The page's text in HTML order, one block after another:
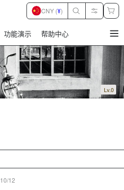
功能演示 帮助中心
CNY (¥)
Lv.0
10/12